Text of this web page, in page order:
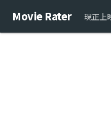
Movie Rater 現正上